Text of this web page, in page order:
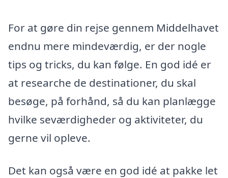
For at gøre din rejse gennem Middelhavet
endnu mere mindeværdig, er der nogle
tips og tricks, du kan følge. En god idé er
at researche de destinationer, du skal
besøge, på forhånd, så du kan planlægge
hvilke seværdigheder og aktiviteter, du
gerne vil opleve.
Det kan også være en god idé at pakke let